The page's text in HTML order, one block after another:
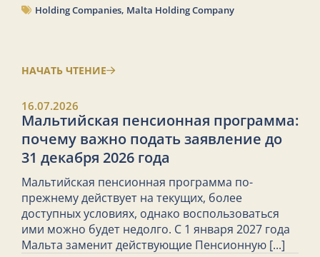
Holding Companies, Malta Holding Company
НАЧАТЬ ЧТЕНИЕ
16.07.2026
Мальтийская пенсионная программа:
почему важно подать заявление до
31 декабря 2026 года
Мальтийская пенсионная программа по-
прежнему действует на текущих, более
доступных условиях, однако воспользоваться
ими можно будет недолго. С 1 января 2027 года
Мальта заменит действующие Пенсионную [...]